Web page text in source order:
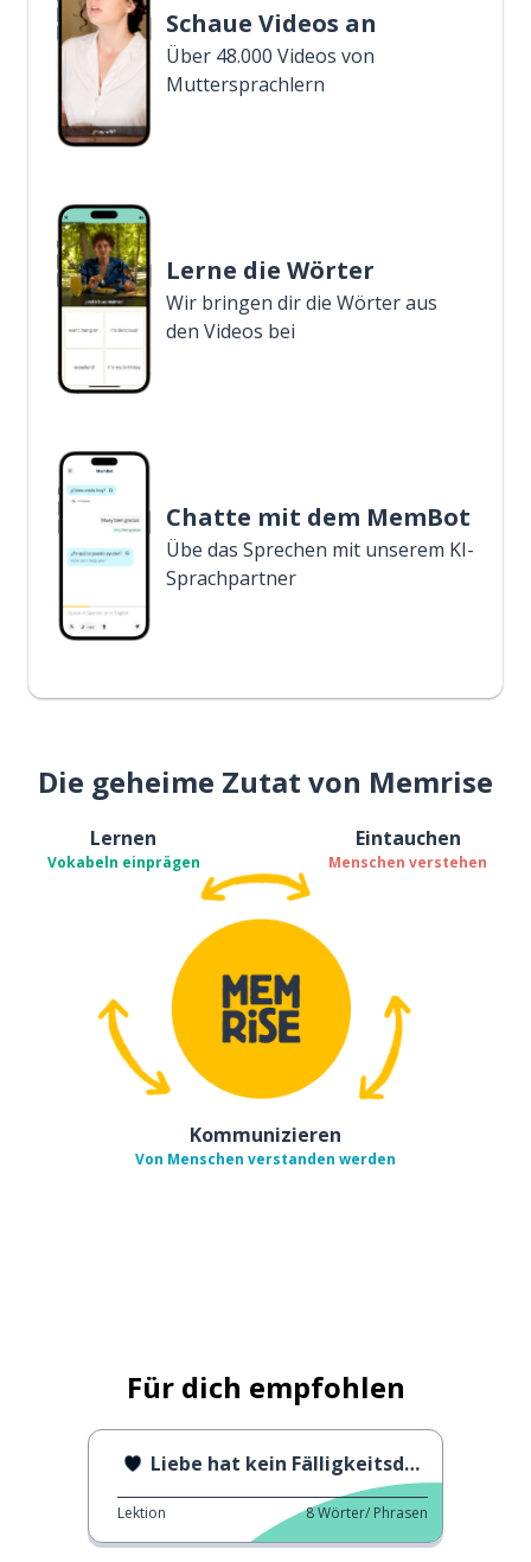
Schaue Videos an
Über 48.000 Videos von
Muttersprachlern
Lerne die Wörter
Wir bringen dir die Wörter aus
den Videos bei
Chatte mit dem MemBot
Übe das Sprechen mit unserem KI-
Sprachpartner
Die geheime Zutat von Memrise
Lernen
Vokabeln einprägen
Eintauchen
Menschen verstehen
Kommunizieren
Von Menschen verstanden werden
Für dich empfohlen
Liebe hat kein Fälligkeitsdatum
Lektion 8Wörter/ Phrasen